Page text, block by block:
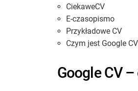
CiekaweCV
E-czasopismo
Przykładowe CV
Czym jest Google
Google CV